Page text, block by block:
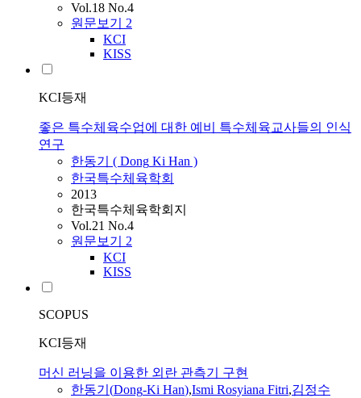
Vol.18 No.4
원문보기 2
KCI
KISS
KCI등재
좋은 특수체육수업에 대한 예비 특수체육교사들의 인식
연구
한동기
( Dong Ki Han )
한국특수체육학회
2013
한국특수체육학회지
Vol.21 No.4
원문보기 2
KCI
KISS
SCOPUS
KCI등재
머신 러닝을 이용한 외란 관측기 구현
한동기 (Dong-Ki Han),Ismi Rosyiana Fitri,김정수